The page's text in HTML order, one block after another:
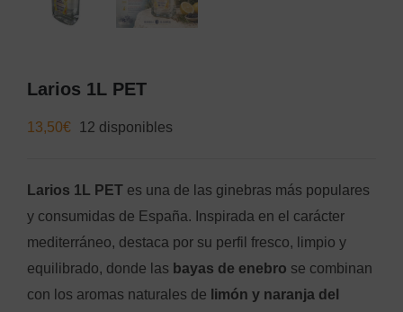
Larios 1L PET
13,50€ 12 disponibles
Larios 1L PET es una de las ginebras más populares
y consumidas de España. Inspirada en el carácter
mediterráneo, destaca por su perfil fresco, limpio y
equilibrado, donde las bayas de enebro se combinan
con los aromas naturales de limón y naranja del